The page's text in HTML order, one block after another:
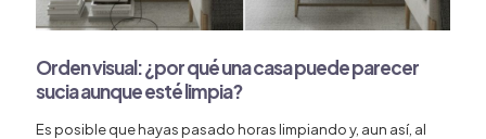
Orden visual: ¿por qué una casa puede parecer
sucia aunque esté limpia?
Es posible que hayas pasado horas limpiando y, aun así, al